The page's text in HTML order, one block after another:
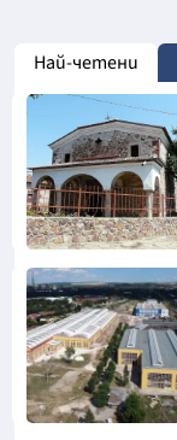
Най-четени